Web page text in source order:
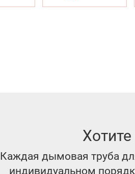
Каждая дымовая труба
индивидуальном